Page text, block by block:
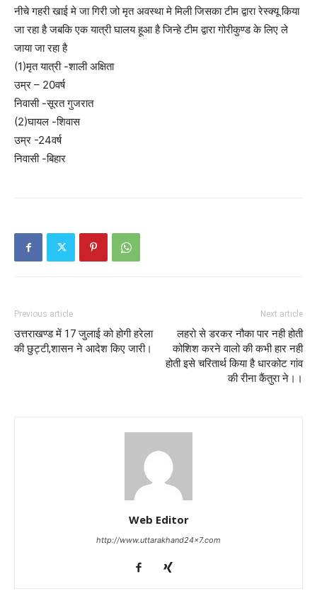
नीचे गहरी खाई मे जा गिरी जो मृत अवस्था मे मिली जिसका टीम द्वारा रेस्क्यू किया
जा रहा है जबकि एक यात्री घालय हूआ है जिन्हे टीम द्वारा गोरीकुण्ड के लिए ले
जाया जा रहा है
(1)मृत यात्री -शाली अक्षिता
उम्र – 20वर्ष
निवासी -सूरत गुजरात
(2)घायल -शिवास
उम्र -24वर्ष
निवासी -बिहार
Previous article
उत्तराखण्ड में 17 जुलाई को होगी हरेला
की छुट्टी,शासन ने आदेश किए जारी।
Next article
लहरो से डरकर नौका पार नही होती
कोशिश करने वालो की कभी हार नही
होती इसे चरितार्थ किया है धारकोट गांव
की रीना कैंतुरा ने।।
Web Editor
http://www.uttarakhand24x7.com